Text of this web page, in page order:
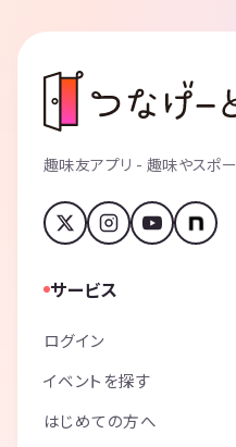
趣味友アプリ - 趣味やスポー
サービス
ログイン
イベントを探す
はじめての方へ